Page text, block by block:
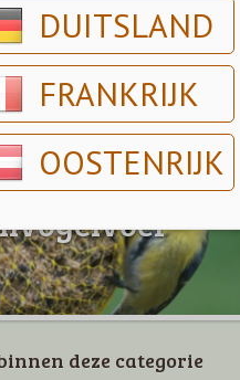
DUITSLAND
FRANKRIJK
OOSTENRIJK
deze categorie